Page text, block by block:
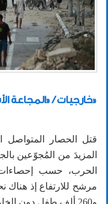
خارجيات / «المجاعة الأسوأ» تفتك بأطفال غزة بـ «الجملة»
قتل الحصار
الحرب، حسب
و260 ألف طفل دون الخامسة بحاجة للغذاء.